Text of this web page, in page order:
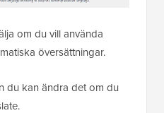
om du vill använda
översättningar.
du kan ändra det om du